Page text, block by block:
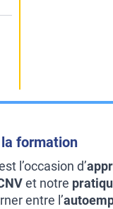
formation
l’occasion d’
et notre
entre l’